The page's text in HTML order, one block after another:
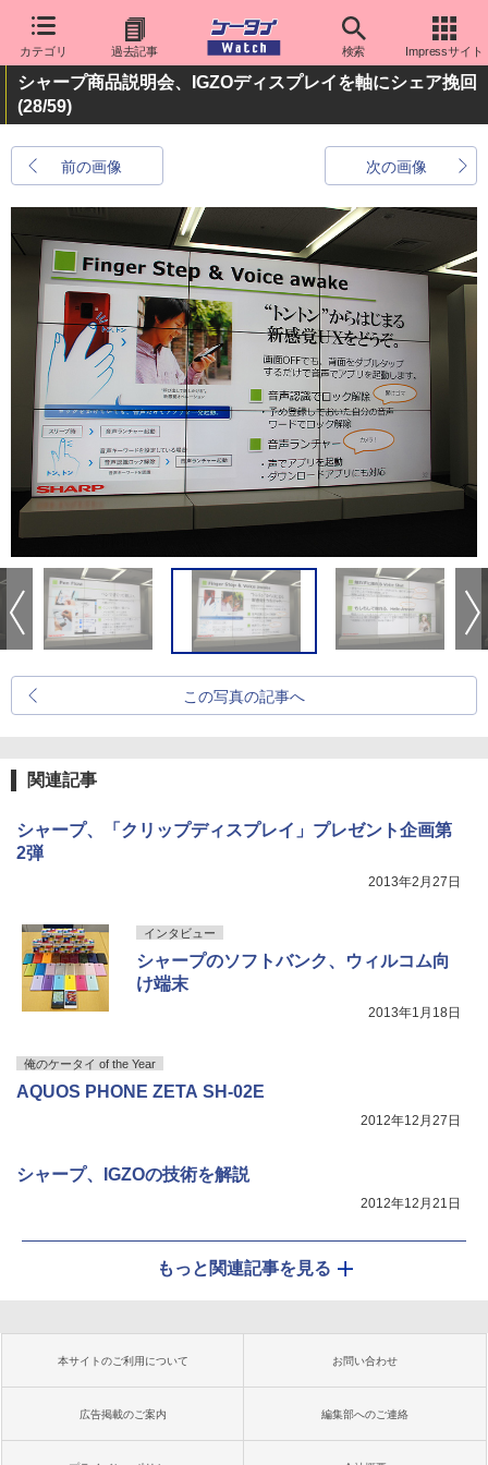
カテゴリ 過去記事 検索 Impressサイト
シャープ商品説明会、IGZOディスプレイを軸にシェア挽回
(28/59)
前の画像 次の画像
この写真の記事へ
関連記事
シャープ、「クリップディスプレイ」プレゼント企画第
2弾
2013年2月27日
インタビュー
シャープのソフトバンク、ウィルコム向
け端末
2013年1月18日
俺のケータイ of the Year
AQUOS PHONE ZETA SH-02E
2012年12月27日
シャープ、IGZOの技術を解説
2012年12月21日
もっと関連記事を見る
本サイトのご利用について お問い合わせ
広告掲載のご案内 編集部へのご連絡